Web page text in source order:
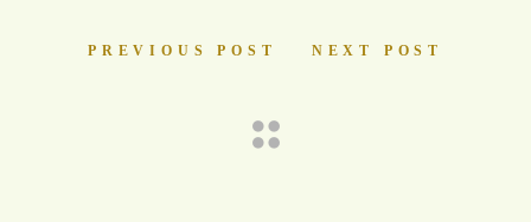
PREVIOUS POST NEXT POST